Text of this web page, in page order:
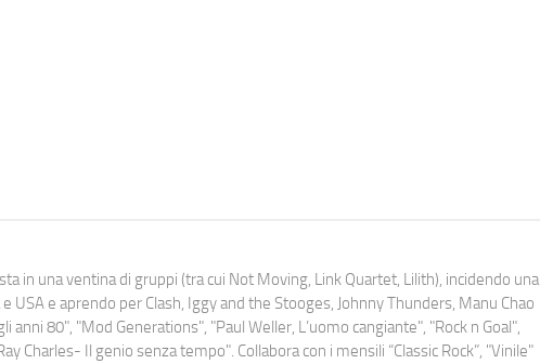
in una ventina di gruppi (tra cui Not Moving, Link Quartet, Lilith), incidendo una
USA e aprendo per Clash, Iggy and the Stooges, Johnny Thunders, Manu Chao
anni 80", "Mod Generations", "Paul Weller, L’uomo cangiante", "Rock n Goal",
Charles- Il genio senza tempo". Collabora con i mensili “Classic Rock”, "Vinile"